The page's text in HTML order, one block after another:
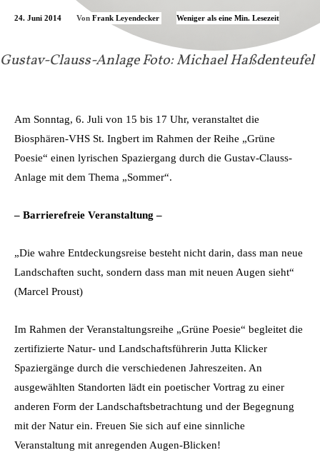
Gustav-Clauss-Anlage Foto: Michael Haßdenteufel
24. Juni 2014 Von Frank Leyendecker Weniger als eine Min. Lesezeit
Am Sonntag, 6. Juli von 15 bis 17 Uhr, veranstaltet die
Biosphären-VHS St. Ingbert im Rahmen der Reihe „Grüne
Poesie“ einen lyrischen Spaziergang durch die Gustav-Clauss-
Anlage mit dem Thema „Sommer“.
– Barrierefreie Veranstaltung –
„Die wahre Entdeckungsreise besteht nicht darin, dass man neue
Landschaften sucht, sondern dass man mit neuen Augen sieht“
(Marcel Proust)
Im Rahmen der Veranstaltungsreihe „Grüne Poesie“ begleitet die
zertifizierte Natur- und Landschaftsführerin Jutta Klicker
Spaziergänge durch die verschiedenen Jahreszeiten. An
ausgewählten Standorten lädt ein poetischer Vortrag zu einer
anderen Form der Landschaftsbetrachtung und der Begegnung
mit der Natur ein. Freuen Sie sich auf eine sinnliche
Veranstaltung mit anregenden Augen-Blicken!